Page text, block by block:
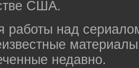
США.
работы над
недавно.